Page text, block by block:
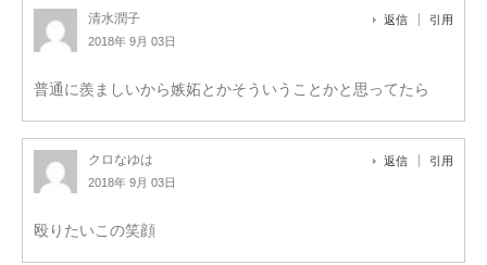
清水潤子
2018年 9月 03日
返信 引用
普通に羨ましいから嫉妬とかそういうことかと思ってたら
クロなゆは
2018年 9月 03日
返信 引用
殴りたいこの笑顔